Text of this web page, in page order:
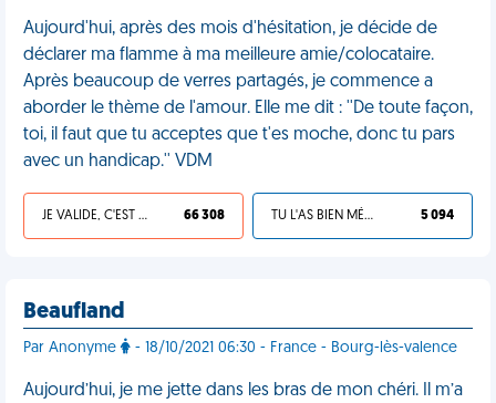
Aujourd'hui, après des mois d'hésitation, je décide de
déclarer ma flamme à ma meilleure amie/colocataire.
Après beaucoup de verres partagés, je commence a
aborder le thème de l'amour. Elle me dit : ''De toute façon,
toi, il faut que tu acceptes que t'es moche, donc tu pars
avec un handicap.'' VDM
JE VALIDE, C'EST UNE VDM 66 308 TU L'AS BIEN MÉRITÉ 5 094
Beaufland
Par Anonyme - 18/10/2021 06:30 - France - Bourg-lès-valence
Aujourd’hui, je me jette dans les bras de mon chéri. Il m’a